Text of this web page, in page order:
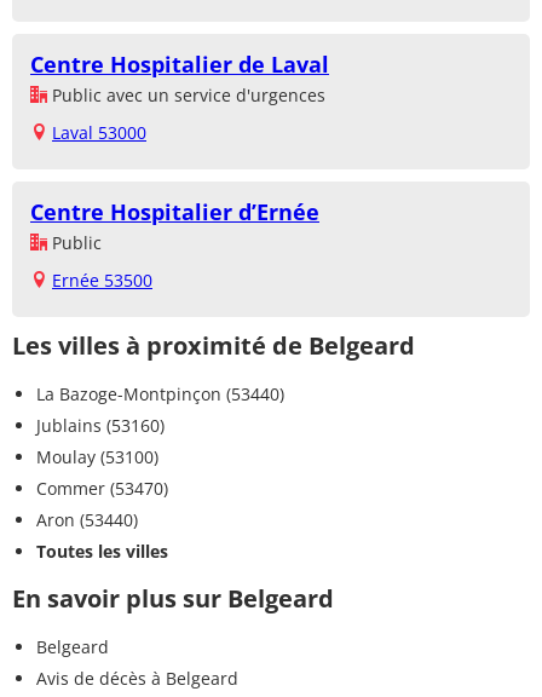
Centre Hospitalier de Laval
Public avec un service d'urgences
Laval 53000
Centre Hospitalier d’Ernée
Public
Ernée 53500
Les villes à proximité de Belgeard
La Bazoge-Montpinçon (53440)
Jublains (53160)
Moulay (53100)
Commer (53470)
Aron (53440)
Toutes les villes
En savoir plus sur Belgeard
Belgeard
Avis de décès à Belgeard